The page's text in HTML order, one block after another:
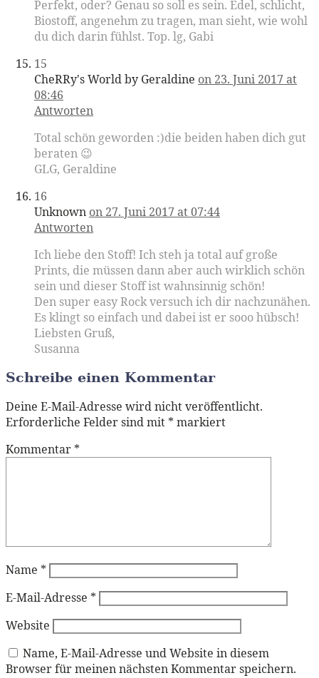
Perfekt, oder? Genau so soll es sein. Edel, schlicht,
Biostoff, angenehm zu tragen, man sieht, wie wohl
du dich darin fühlst. Top. lg, Gabi
15
CheRRy's World by Geraldine on 23. Juni 2017 at
08:46
Antworten
Total schön geworden :)die beiden haben dich gut
beraten 😉
GLG, Geraldine
16
Unknown on 27. Juni 2017 at 07:44
Antworten
Ich liebe den Stoff! Ich steh ja total auf große
Prints, die müssen dann aber auch wirklich schön
sein und dieser Stoff ist wahnsinnig schön!
Den super easy Rock versuch ich dir nachzunähen.
Es klingt so einfach und dabei ist er sooo hübsch!
Liebsten Gruß,
Susanna
Schreibe einen Kommentar
Deine E-Mail-Adresse wird nicht veröffentlicht.
Erforderliche Felder sind mit * markiert
Kommentar *
Name *
E-Mail-Adresse *
Website
Name, E-Mail-Adresse und Website in diesem
Browser für meinen nächsten Kommentar speichern.